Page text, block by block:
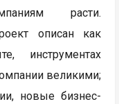
расти.
описан как
инструментах
великими;
новые бизнес-